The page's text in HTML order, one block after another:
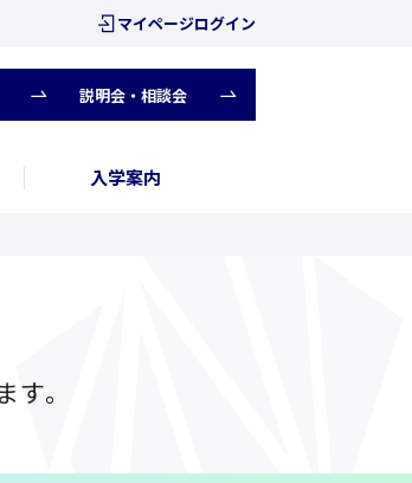
マイページログイン
説明会・相談会
入学案内
。